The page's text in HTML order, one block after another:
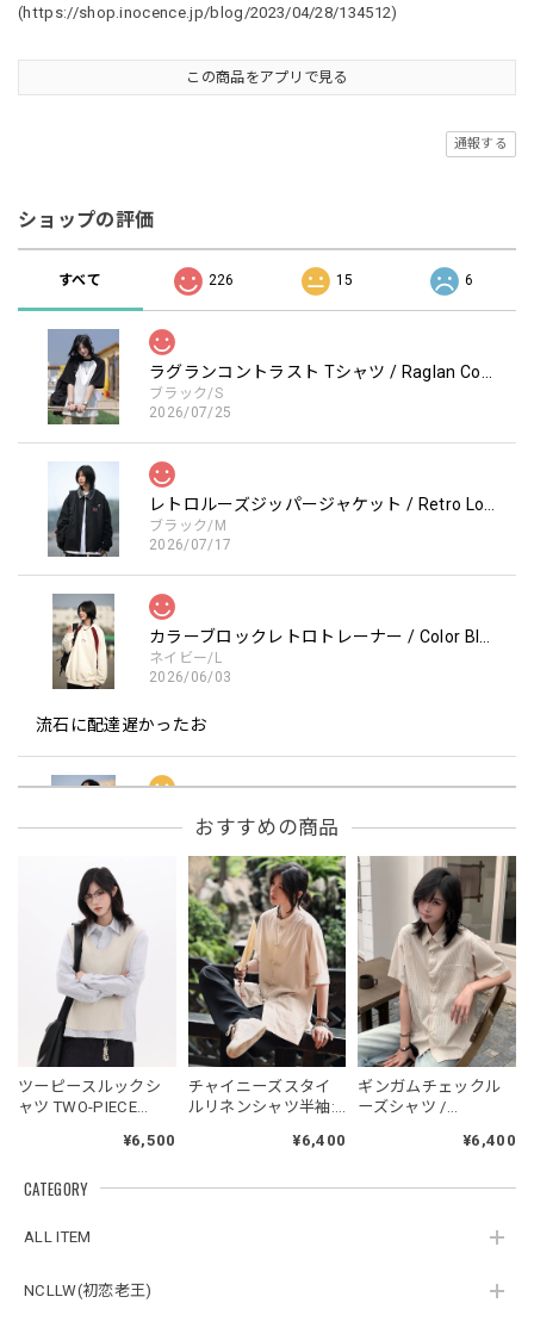
CATEGORY
ALL ITEM
NCLLW(初恋老王)
(https://shop.inocence.jp/blog/2023/04/28/134512)
この商品をアプリで見る
通報する
ショップの評価
すべて 226 15 6
ブラック/S
2026/07/25
ブラック/M
2026/07/17
ネイビー/L
2026/06/03
流石に配達遅かったお
レッド/L
2026/05/30
フーデッドスタジアムジャンバー / Hooded Stadium Jumper
ブラック/L
2026/05/28
NCLLW オリジナルドッグタグネックレス / NCLLW Original Dog Tag Necklace
2026/05/27
おすすめの商品
ツーピースルックシ
ャツ TWO-PIECE
¥6,500
チャイニーズスタイ
ルリネンシャツ半袖:
¥6,400
ギンガムチェックル
ーズシャツ /
¥6,400